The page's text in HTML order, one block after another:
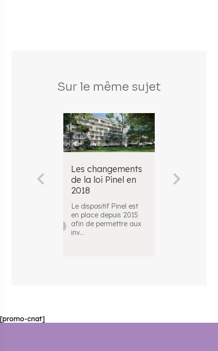
Sur le même sujet
Les changements
de la loi Pinel en
2018
Le dispositif Pinel est
en place depuis 2015
afin de permettre aux
inv...
de la loi
[promo-cnat]